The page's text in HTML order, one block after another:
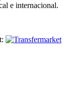
e internacional.